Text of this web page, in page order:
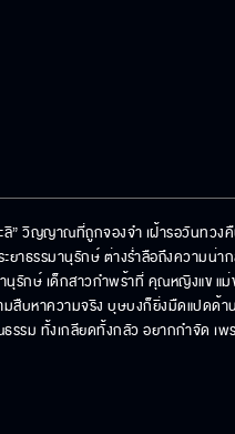
ลิ” วิญญาณที่ถูกจองจำ เฝ้ารอวันทวง
าธรรมานุรักษ์ ต่างร่ำลือถึงความน่าก
รักษ์ เด็กสาวกำพร้าที่ คุณหญิงแข แม่
สืบหาความจริง บุษบงก็ยิ่งมืดแปดด้า
รรม ทั้งเกลียดทั้งกลัว อยากกำจัด เพ